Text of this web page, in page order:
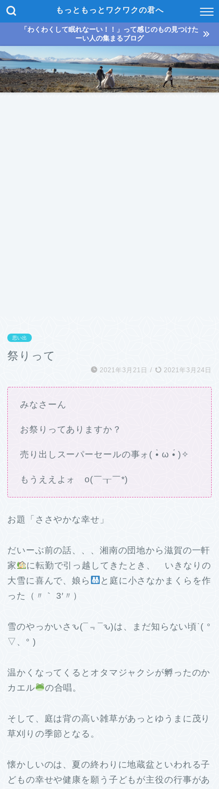
もっともっとワクワクの君へ
「わくわくして眠れなーい！！」って感じのもの見つけた
ーい人の集まるブログ
思い出
祭りって
2021年3月21日 / 2021年3月24日
みなさーん
お祭りってありますか？
売り出しスーパーセールの事ォ( •̀ ω •́ )✧
もうええよォ o(￣┰￣*)ゞ
お題「ささやかな幸せ」
だいーぶ前の話、、、湘南の団地から滋賀の一軒
家
に転勤で引っ越してきたとき、 いきなりの
大雪に喜んで、娘ら
と庭に小さなかまくらを作
った（〃｀ 3′〃）
雪のやっかいさԅ(¯﹃¯ԅ)は、まだ知らない頃ˋ( °
▽、° )
温かくなってくるとオタマジャクシが孵ったのか
カエル
の合唱。
そして、庭は背の高い雑草があっとゆうまに茂り
草刈りの季節となる。
懐かしいのは、夏の終わりに地蔵盆といわれる子
どもの幸せや健康を願う子どもが主役の行事があ